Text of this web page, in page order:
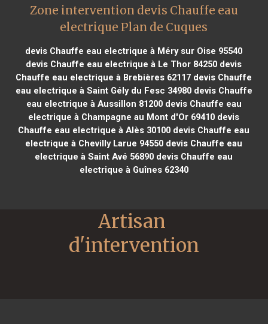
Zone intervention devis Chauffe eau
electrique Plan de Cuques
devis Chauffe eau electrique à Méry sur Oise 95540
devis Chauffe eau electrique à Le Thor 84250 devis
Chauffe eau electrique à Brebières 62117 devis Chauffe
eau electrique à Saint Gély du Fesc 34980devis Chauffe
eau electrique à Aussillon 81200devis Chauffe eau
electrique à Champagne au Mont d'Or 69410 devis
Chauffe eau electrique à Alès 30100 devis Chauffe eau
electrique à Chevilly Larue 94550 devis Chauffe eau
electrique à Saint Avé 56890 devis Chauffe eau
electrique à Guînes 62340
Artisan
d'intervention